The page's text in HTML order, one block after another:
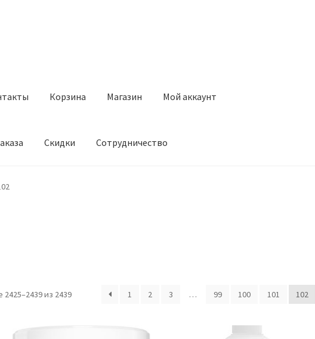
Корзина Магазин Мой аккаунт
Скидки Сотрудничество
из 2439 1 2 3 … 99 100 101 102